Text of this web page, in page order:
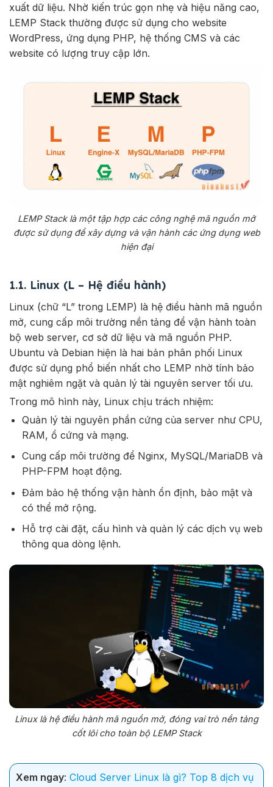
xuất dữ liệu. Nhờ kiến trúc gọn nhẹ và hiệu năng cao,
LEMP Stack thường được sử dụng cho website
WordPress, ứng dụng PHP, hệ thống CMS và các
website có lượng truy cập lớn.
LEMP Stack là một tập hợp các công nghệ mã nguồn mở
được sử dụng để xây dựng và vận hành các ứng dụng web
hiện đại
1.1. Linux (L – Hệ điều hành)
Linux (chữ “L” trong LEMP) là hệ điều hành mã nguồn
mở, cung cấp môi trường nền tảng để vận hành toàn
bộ web server, cơ sở dữ liệu và mã nguồn PHP.
Ubuntu và Debian hiện là hai bản phân phối Linux
được sử dụng phổ biến nhất cho LEMP nhờ tính bảo
mật nghiêm ngặt và quản lý tài nguyên server tối ưu.
Trong mô hình này, Linux chịu trách nhiệm:
Quản lý tài nguyên phần cứng của server như CPU,
RAM, ổ cứng và mạng.
Cung cấp môi trường để Nginx, MySQL/MariaDB và
PHP-FPM hoạt động.
Đảm bảo hệ thống vận hành ổn định, bảo mật và
có thể mở rộng.
Hỗ trợ cài đặt, cấu hình và quản lý các dịch vụ web
thông qua dòng lệnh.
Linux là hệ điều hành mã nguồn mở, đóng vai trò nền tảng
cốt lõi cho toàn bộ LEMP Stack
Xem ngay: Cloud Server Linux là gì? Top 8 dịch vụ